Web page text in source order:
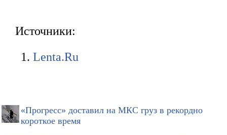
Источники:
Lenta.Ru
«Прогресс» доставил на МКС груз в рекордно
короткое время